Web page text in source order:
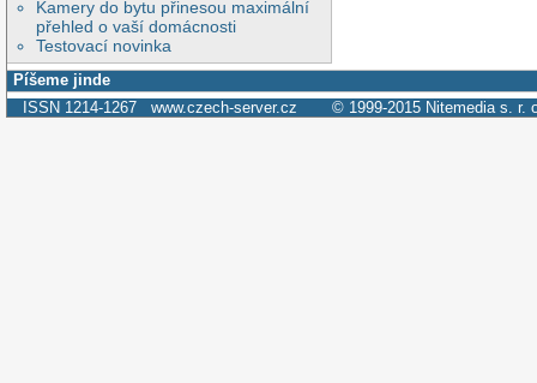
Kamery do bytu přinesou maximální
přehled o vaší domácnosti
Testovací novinka
Píšeme jinde
ISSN 1214-1267 www.czech-server.cz © 1999-2015 Nitemedia s. r.